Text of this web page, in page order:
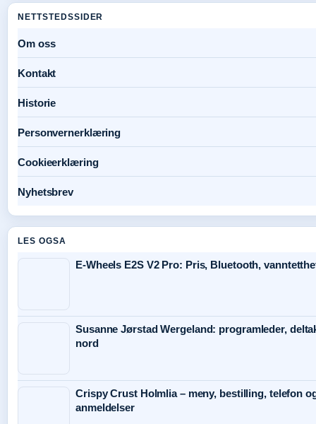
NETTSTEDSSIDER
Om oss
Kontakt
Historie
Personvernerklæring
Cookieerklæring
Nyhetsbrev
LES OGSA
E-Wheels E2S V2 Pro: Pris, Bluetooth,
Susanne Jørstad Wergeland: programleder,
nord
Crispy Crust Holmlia – meny, bestilling, telefon
anmeldelser